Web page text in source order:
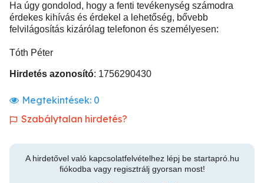
Ha úgy gondolod, hogy a fenti tevékenység számodra
érdekes kihívás és érdekel a lehetőség, bővebb
felvilágosítás kizárólag telefonon és személyesen:
Tóth Péter
Hirdetés azonosító: 1756290430
Megtekintések: 0
Szabálytalan hirdetés?
A hirdetővel való kapcsolatfelvételhez lépj be startapró.hu
fiókodba vagy regisztrálj gyorsan most!